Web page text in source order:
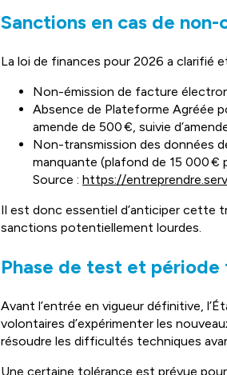
Sanctions en cas de
La loi de finances pour 2026 a clarifié
Non-émission de facture
Absence de Plateforme Agréée
amende de 500 €, suivie
Non-transmission des données
manquante (plafond de 15 000 €
Source : https://
Il est donc essentiel d’anticiper cette
sanctions potentiellement lourdes.
Phase de test et
Avant l’entrée en vigueur définitive,
volontaires d’expérimenter les
résoudre les difficultés techniques
Une certaine tolérance est prévue